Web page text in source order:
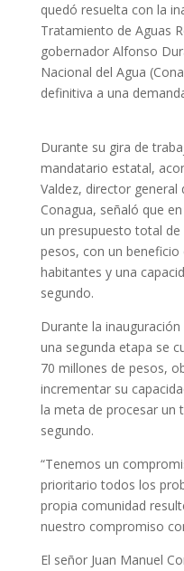
quedó resuelta con la
Tratamiento de Aguas
gobernador Alfonso
Nacional del Agua
definitiva a una
Durante su gira de
mandatario estatal,
Valdez, director general
Conagua, señaló que
un presupuesto total de
pesos, con un
habitantes y una
segundo.
Durante la
una segunda etapa se
70 millones de pesos,
incrementar su
la meta de procesar un
segundo.
“Tenemos un
prioritario todos los
propia comunidad
nuestro compromiso
El señor Juan Manuel